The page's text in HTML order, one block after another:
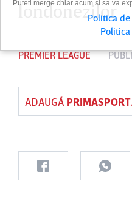
londonezilor
PREMIER LEAGUE
ADAUGĂ
Puteti merge chiar acum si sa va
Politica